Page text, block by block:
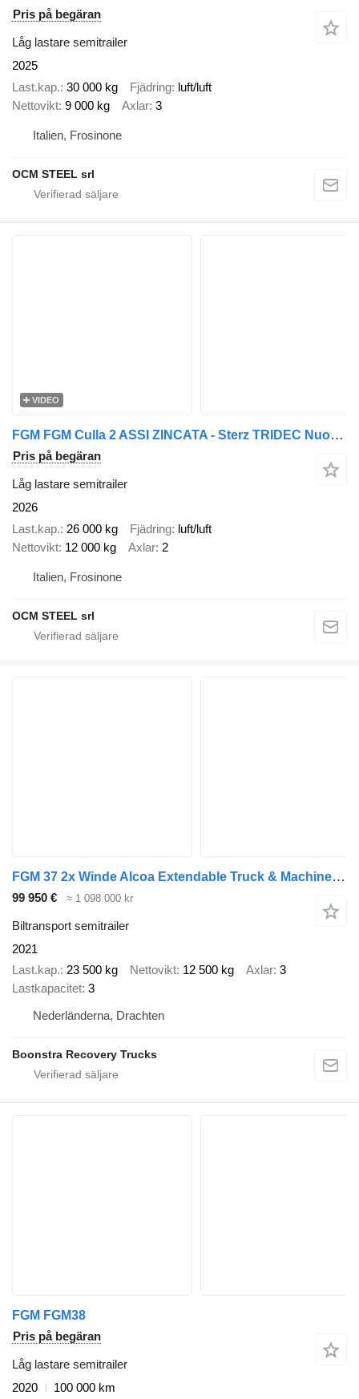
Pris på begäran
Låg lastare semitrailer
2025
Last.kap. 30 000 kg Fjädring luft/luft
Nettovikt 9 000 kg Axlar 3
Italien, Frosinone
OCM STEEL srl
VIDEO
FGM FGM Culla 2 ASSI ZINCATA - Sterz TRIDEC Nuovo Pronta consegna
Pris på begäran
Låg lastare semitrailer
2026
Last.kap. 26 000 kg Fjädring luft/luft
Nettovikt 12 000 kg Axlar 2
Italien, Frosinone
OCM STEEL srl
FGM 37 2x Winde Alcoa Extendable Truck & Machine transporter
99 950 € ≈ 1 098 000 kr
Biltransport semitrailer
2021
Last.kap. 23 500 kg Nettovikt 12 500 kg Axlar 3
Lastkapacitet 3
Nederländerna, Drachten
Boonstra Recovery Trucks
FGM FGM38
Pris på begäran
Låg lastare semitrailer
2020
100 000 km